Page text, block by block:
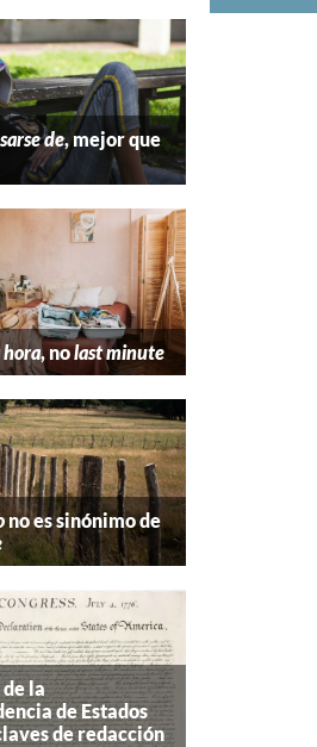
de, mejor que
, nolast minute
no es sinónimo de
de la
de Estados
de redacción